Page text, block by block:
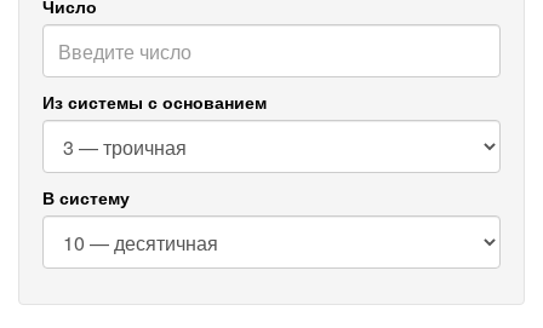
Число
Из системы с основанием
В систему